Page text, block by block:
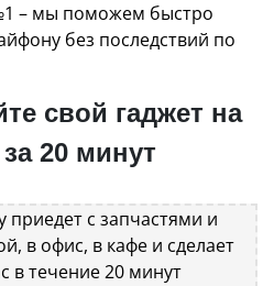
– мы поможем быстро
без последствий по
свой гаджет на
20 минут
с запчастями и
в офис, в кафе и сделает
в течение 20 минут